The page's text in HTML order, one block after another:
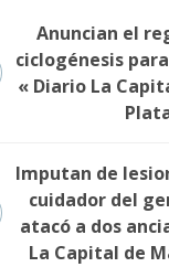
Anuncian el
ciclogénesis
« Diario La
Imputan de
cuidador del
atacó a dos
La Capital de